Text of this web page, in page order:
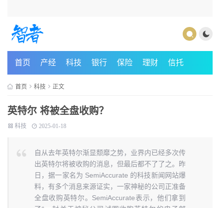
首页 产经 科技 银行 保险 理财 信托
首页 科技 正文
英特尔 将被全盘收购？
科技 2025-01-18
自从去年英特尔渐显颓靡之势，业界内已经多次传
出英特尔将被收购的消息，但最后都不了了之。昨
日，据一家名为 SemiAccurate 的科技新闻网站爆
料，有多个消息来源证实，一家神秘的公司正准备
全盘收购英特尔。SemiAccurate表示，他们拿到